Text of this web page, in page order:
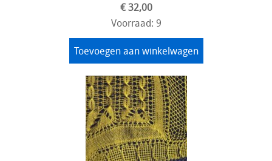
€ 32,00
Voorraad: 9
Toevoegen aan winkelwagen